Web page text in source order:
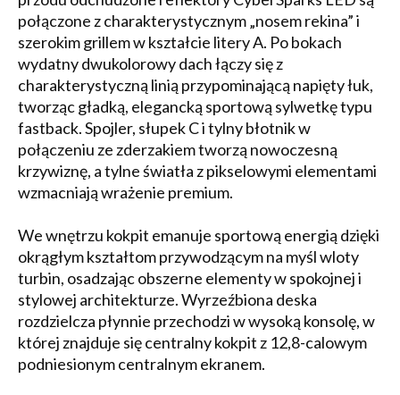
połączone z charakterystycznym „nosem rekina” i
szerokim grillem w kształcie litery A. Po bokach
wydatny dwukolorowy dach łączy się z
charakterystyczną linią przypominającą napięty łuk,
tworząc gładką, elegancką sportową sylwetkę typu
fastback. Spojler, słupek C i tylny błotnik w
połączeniu ze zderzakiem tworzą nowoczesną
krzywiznę, a tylne światła z pikselowymi elementami
wzmacniają wrażenie premium.
We wnętrzu kokpit emanuje sportową energią dzięki
okrągłym kształtom przywodzącym na myśl wloty
turbin, osadzając obszerne elementy w spokojnej i
stylowej architekturze. Wyrzeźbiona deska
rozdzielcza płynnie przechodzi w wysoką konsolę, w
której znajduje się centralny kokpit z 12,8-calowym
podniesionym centralnym ekranem.